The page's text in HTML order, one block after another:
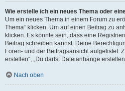
Wie erstelle ich ein neues Thema oder
Um ein neues Thema in einem Forum zu
Thema“ klicken. Um auf einen Beitrag zu
klicken. Es könnte sein, dass eine
Beitrag schreiben kannst. Deine
Foren- und der Beitragsansicht aufgelistet.
erstellen“, „Du darfst Dateianhänge
Nach oben